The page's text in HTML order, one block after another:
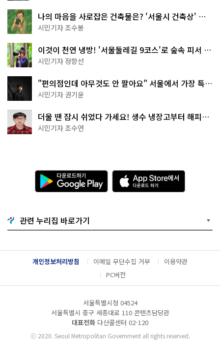
나의 마음을 사로잡은 건축물은? '서울시 건축상' 수
상작 공개!
시민기자 조수봉
이것이 천연 냉방! '서울둘레길 9코스'로 숲속 피서 떠
나볼까
시민기자 정향선
"편의점인데 아무것도 안 팔아요" 서울에서 가장 특별
한 편의점의 정체
시민기자 권기윤
더울 땐 잠시 쉬었다 가세요! 생수 냉장고부터 해피소
·무더위쉼터까지
시민기자 조수연
다
운
로
기
G
o
g
l
e
l
A
p
p
e
서
다
운
드
관련 누리집 바로가기
개인정보처리방침 이메일 무단수집 거부
이용약관
PC버전
서울특별시청 04524
서울특별시 중구 세종대로 110 콘텐츠담당관
대표전화 다산콜센터 02-120
ⓒ2020. Seoul Metropolitan Government all rights reserved.